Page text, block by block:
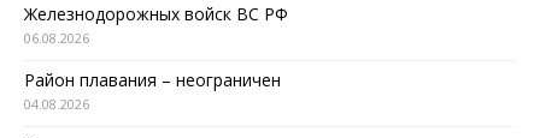
Железнодорожных войск ВС РФ
06.08.2026
Район плавания – неограничен
04.08.2026